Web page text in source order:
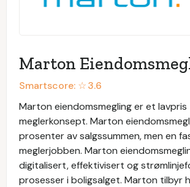
Marton
Smartscore: ☆3.6
Marton eiendomsmegling er et lavpris
meglerkonsept. Marton
prosenter av salgssummen, men en
meglerjobben. Marton
digitalisert, effektivisert og
prosesser i boligsalget. Marton tilbyr